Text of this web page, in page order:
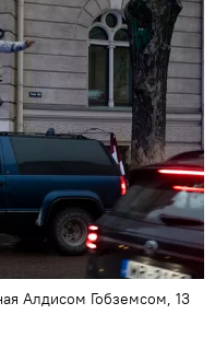
Алдисом Гобземсом, 13